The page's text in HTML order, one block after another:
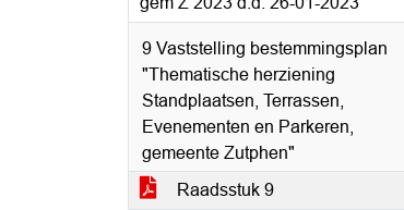
9 Vaststelling bestemmingsplan
"Thematische herziening
Standplaatsen, Terrassen,
Evenementen en Parkeren,
gemeente Zutphen"
Raadsstuk 9